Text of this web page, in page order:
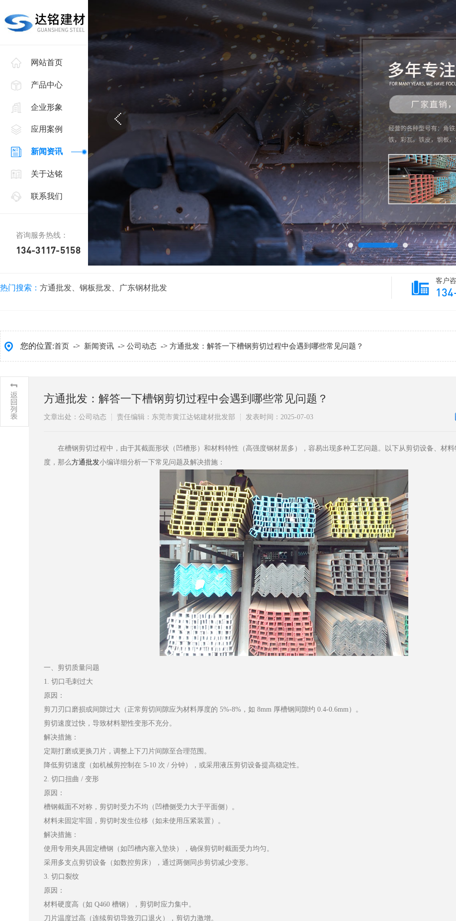
网站首页
产品中心
企业形象
应用案例
新闻资讯
关于达铭
联系我们
咨询服务热线：
134-3117-5158
热门搜索： 方通批发 钢板批发 广东钢材批发
客户
您的位置:首页 -> 新闻资讯 -> 公司动态 -> 方通批发：解答一下槽钢剪切过程中会遇到哪些常见问题？
方通批发：解答一下槽钢剪切过程中会遇到哪些常见问题？
文章出处：公司动态 责任编辑：东莞市黄江达铭建材批发部 发表时间：2025-07-03
在槽钢剪切过程中，由于其截面形状（凹槽形）和材料特性（高强度钢材居多），容易出现多种工艺问题。以下从剪切设备、材料
度，那么方通批发小编详细分析一下常见问题及解决措施：
一、剪切质量问题
1. 切口毛刺过大
原因：
剪刀刃口磨损或间隙过大（正常剪切间隙应为材料厚度的 5%-8%，如 8mm 厚槽钢间隙约 0.4-0.6mm）。
剪切速度过快，导致材料塑性变形不充分。
解决措施：
定期打磨或更换刀片，调整上下刀片间隙至合理范围。
降低剪切速度（如机械剪控制在 5-10 次 / 分钟），或采用液压剪切设备提高稳定性。
2. 切口扭曲 / 变形
原因：
槽钢截面不对称，剪切时受力不均（凹槽侧受力大于平面侧）。
材料未固定牢固，剪切时发生位移（如未使用压紧装置）。
解决措施：
使用专用夹具固定槽钢（如凹槽内塞入垫块），确保剪切时截面受力均匀。
采用多支点剪切设备（如数控剪床），通过两侧同步剪切减少变形。
3. 切口裂纹
原因：
材料硬度高（如 Q460 槽钢），剪切时应力集中。
刀片温度过高（连续剪切导致刃口退火），剪切力激增。